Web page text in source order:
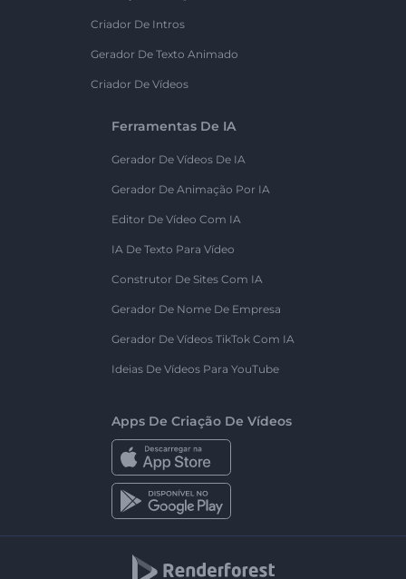
Criador De Intros
Gerador De Texto Animado
Criador De Vídeos
Ferramentas De IA
Gerador De Vídeos De IA
Gerador De Animação Por IA
Editor De Vídeo Com IA
IA De Texto Para Vídeo
Construtor De Sites Com IA
Gerador De Nome De Empresa
Gerador De Vídeos TikTok Com IA
Ideias De Vídeos Para YouTube
Apps De Criação De Vídeos